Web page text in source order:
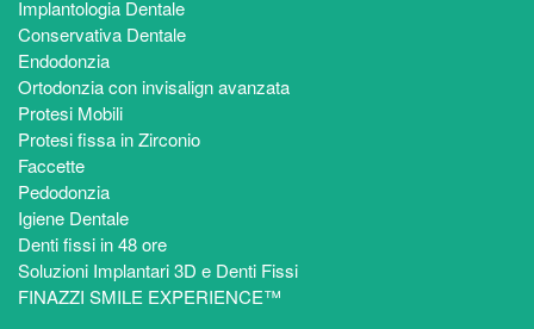
Implantologia Dentale
Conservativa Dentale
Endodonzia
Ortodonzia con invisalign avanzata
Protesi Mobili
Protesi fissa in Zirconio
Faccette
Pedodonzia
Igiene Dentale
Denti fissi in 48 ore
Soluzioni Implantari 3D e Denti Fissi
FINAZZI SMILE EXPERIENCE™